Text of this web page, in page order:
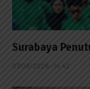
Surabaya
07/08/2026 - 14:42